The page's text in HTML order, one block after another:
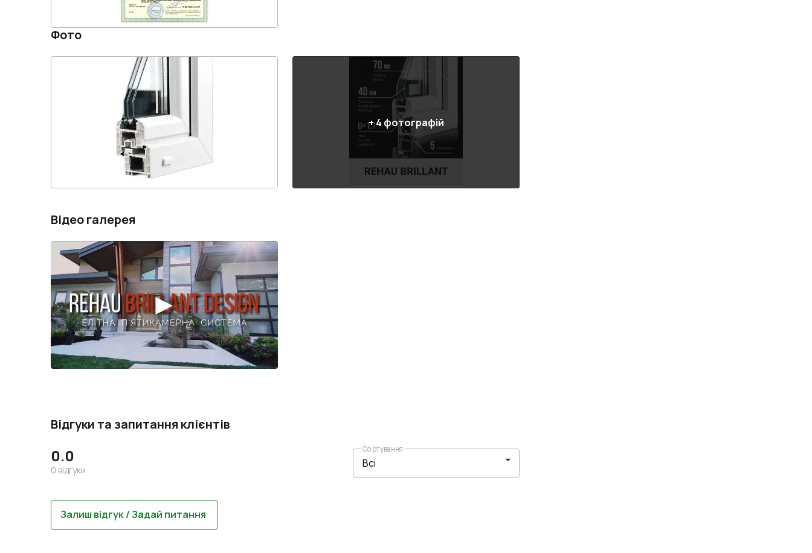
Фото
+4 фотографій
Відео галерея
Відгуки та запитання клієнтів
0.0
0 відгуки
Сортування
Залиш відгук / Задай питання